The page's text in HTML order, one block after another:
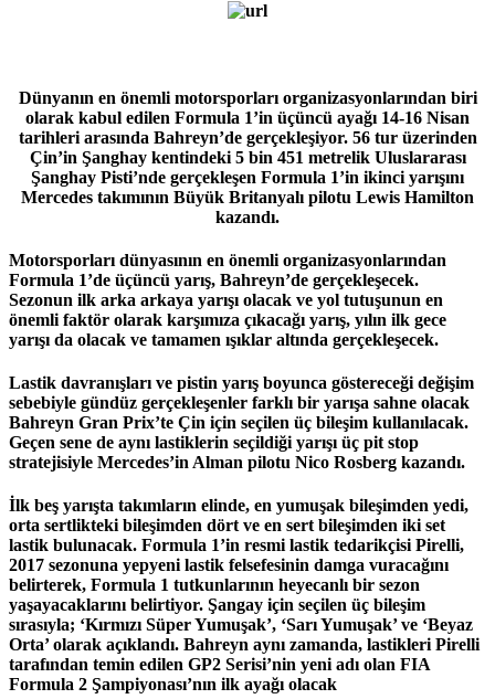
Dünyanın en önemli motorsporları organizasyonlarından biri
olarak kabul edilen Formula 1’in üçüncü ayağı 14-16 Nisan
tarihleri arasında Bahreyn’de gerçekleşiyor. 56 tur üzerinden
Çin’in Şanghay kentindeki 5 bin 451 metrelik Uluslararası
Şanghay Pisti’nde gerçekleşen Formula 1’in ikinci yarışını
Mercedes takımının Büyük Britanyalı pilotu Lewis Hamilton
kazandı.
Motorsporları dünyasının en önemli organizasyonlarından
Formula 1’de üçüncü yarış, Bahreyn’de gerçekleşecek.
Sezonun ilk arka arkaya yarışı olacak ve yol tutuşunun en
önemli faktör olarak karşımıza çıkacağı yarış, yılın ilk gece
yarışı da olacak ve tamamen ışıklar altında gerçekleşecek.
Lastik davranışları ve pistin yarış boyunca göstereceği değişim
sebebiyle gündüz gerçekleşenler farklı bir yarışa sahne olacak
Bahreyn Gran Prix’te Çin için seçilen üç bileşim kullanılacak.
Geçen sene de aynı lastiklerin seçildiği yarışı üç pit stop
stratejisiyle Mercedes’in Alman pilotu Nico Rosberg kazandı.
İlk beş yarışta takımların elinde, en yumuşak bileşimden yedi,
orta sertlikteki bileşimden dört ve en sert bileşimden iki set
lastik bulunacak. Formula 1’in resmi lastik tedarikçisi Pirelli,
2017 sezonuna yepyeni lastik felsefesinin damga vuracağını
belirterek, Formula 1 tutkunlarının heyecanlı bir sezon
yaşayacaklarını belirtiyor. Şangay için seçilen üç bileşim
sırasıyla; ‘Kırmızı Süper Yumuşak’, ‘Sarı Yumuşak’ ve ‘Beyaz
Orta’ olarak açıklandı. Bahreyn aynı zamanda, lastikleri Pirelli
tarafından temin edilen GP2 Serisi’nin yeni adı olan FIA
Formula 2 Şampiyonası’nın ilk ayağı olacak